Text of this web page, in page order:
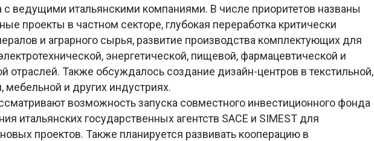
с ведущими итальянскими компаниями. В числе приоритетов названы
проекты в частном секторе, глубокая переработка критически
и аграрного сырья, развитие производства комплектующих для
энергетической, пищевой, фармацевтической и
отраслей. Также обсуждалось создание дизайн-центров в текстильной,
мебельной и других индустриях.
возможность запуска совместного инвестиционного фонда
итальянских государственных агентств SACE и SIMEST для
проектов. Также планируется развивать кооперацию в